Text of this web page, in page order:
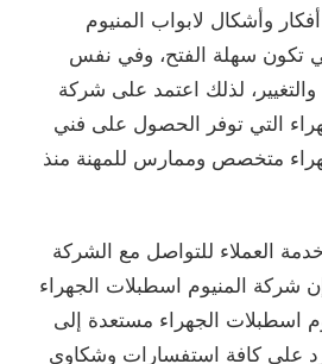
وأشكال لابواب المنيوم
تكون سهلة الفتح، وفي نفس
لذلك اعتمد على شركة
التي توفر الحصول على فني
متخصص وممارس للمهنة منذ
العملاء للتواصل مع الشركة
المنيوم اسطبلات الجهراء
اسطبلات الجهراء مستعدة إلى
على كافة استفسارات وشكاوى